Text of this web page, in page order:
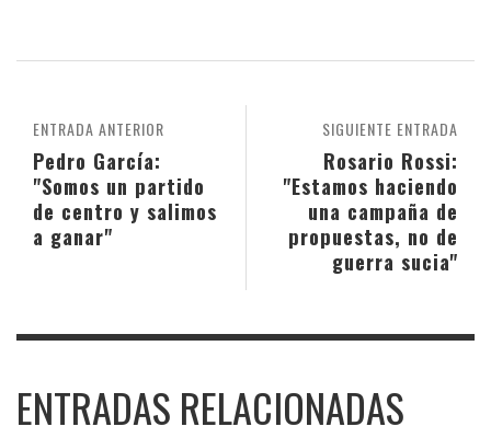
SIGUIENTE ENTRADA
Rosario Rossi:
"Estamos haciendo
una campaña de
propuestas, no de
guerra sucia"
ENTRADA ANTERIOR
Pedro García:
"Somos un partido
de centro y salimos
a ganar"
ENTRADAS RELACIONADAS